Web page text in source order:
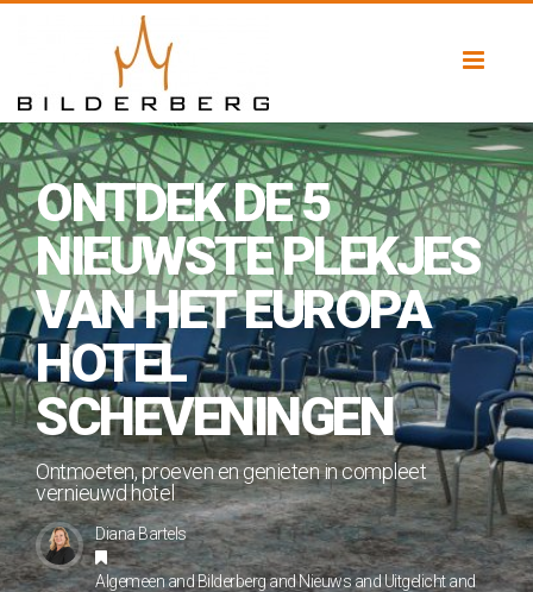
ONTDEK DE 5
NIEUWSTE PLEKJES
VAN HET EUROPA
HOTEL
SCHEVENINGEN
Ontmoeten, proeven en genieten in compleet
vernieuwd hotel
Diana Bartels
AlgemeenandBilderbergandNieuwsand Uitgelichtand